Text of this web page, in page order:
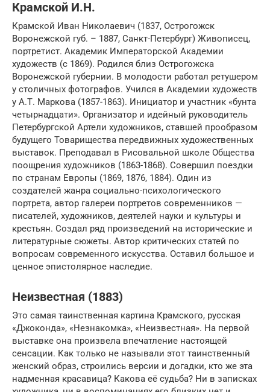
Крамской И.Н.
Крамской Иван Николаевич (1837, Острогожск
Воронежской губ. – 1887, Санкт-Петербург) Живописец,
портретист. Академик Императорской Академии
художеств (с 1869). Родился близ Острогожска
Воронежской губернии. В молодости работал ретушером
у столичных фотографов. Учился в Академии художеств
у А.Т. Маркова (1857-1863). Инициатор и участник «бунта
четырнадцати». Организатор и идейный руководитель
Петербургской Артели художников, ставшей прообразом
будущего Товарищества передвижных художественных
выставок. Преподавал в Рисовальной школе Общества
поощрения художников (1863-1868). Совершил поездки
по странам Европы (1869, 1876, 1884). Один из
создателей жанра социально-психологического
портрета, автор галереи портретов современников —
писателей, художников, деятелей науки и культуры и
крестьян. Создал ряд произведений на исторические и
литературные сюжеты. Автор критических статей по
вопросам современного искусства. Оставил большое и
ценное эпистолярное наследие.
Неизвестная (1883)
Это самая таинственная картина Крамского, русская
«Джоконда», «Незнакомка», «Неизвестная». На первой
выставке она произвела впечатление настоящей
сенсации. Как только не называли этот таинственный
женский образ, строились версии и догадки, кто же эта
надменная красавица? Какова её судьба? Ни в записках